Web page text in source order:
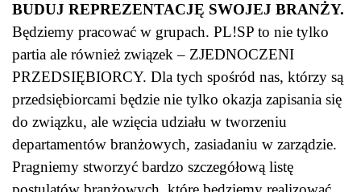
BUDUJ REPREZENTACJĘ SWOJEJ BRANŻY.
Będziemy pracować w grupach. PL!SP to nie tylko
partia ale również związek – ZJEDNOCZENI
PRZEDSIĘBIORCY. Dla tych spośród nas, którzy są
przedsiębiorcami będzie nie tylko okazja zapisania się
do związku, ale wzięcia udziału w tworzeniu
departamentów branżowych, zasiadaniu w zarządzie.
Pragniemy stworzyć bardzo szczegółową listę